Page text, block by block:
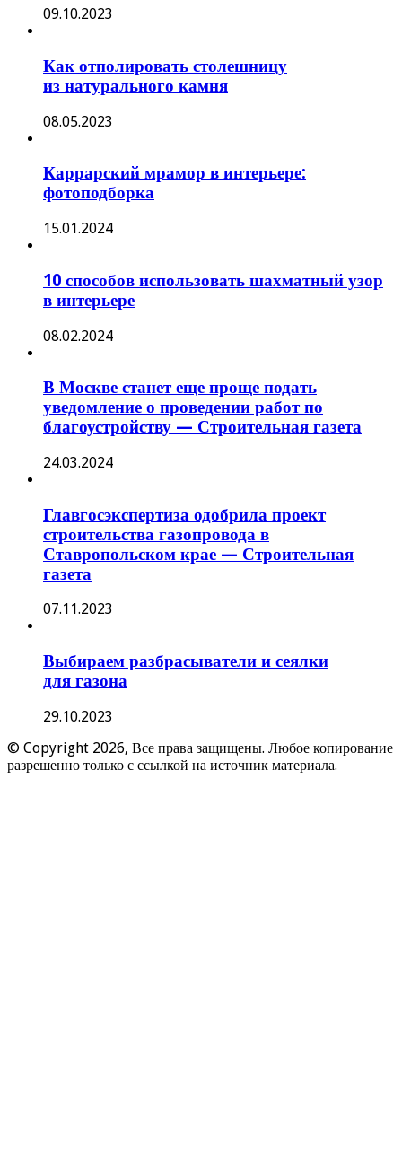
09.10.2023
Как отполировать столешницу
из натурального камня
08.05.2023
Каррарский мрамор в интерьере:
фотоподборка
15.01.2024
10 способов использовать шахматный узор
в интерьере
08.02.2024
В Москве станет еще проще подать
уведомление о проведении работ по
благоустройству — Строительная газета
24.03.2024
Главгосэкспертиза одобрила проект
строительства газопровода в
Ставропольском крае — Строительная
газета
07.11.2023
Выбираем разбрасыватели и сеялки
для газона
29.10.2023
© Copyright 2026, Все права защищены. Любое копирование
разрешенно только с ссылкой на источник материала.